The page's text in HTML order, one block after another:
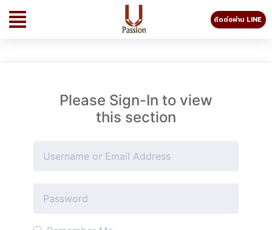
ติดต่อผ่าน LINE
Please Sign-In to view
this section